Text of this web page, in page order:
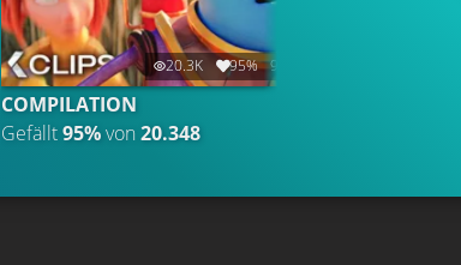
20.3K 95% 9:22
COMPILATION
Gefällt95%von20.348